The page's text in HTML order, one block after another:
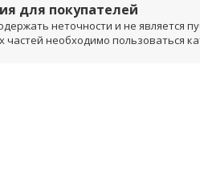
для покупателей
неточности и не является
необходимо пользоваться